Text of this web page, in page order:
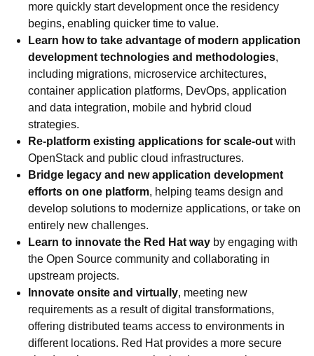
more quickly start development once the residency
begins, enabling quicker time to value.
Learn how to take advantage of modern application
development technologies and methodologies,
including migrations, microservice architectures,
container application platforms, DevOps, application
and data integration, mobile and hybrid cloud
strategies.
Re-platform existing applications for scale-out with
OpenStack and public cloud infrastructures.
Bridge legacy and new application development
efforts on one platform, helping teams design and
develop solutions to modernize applications, or take on
entirely new challenges.
Learn to innovate the Red Hat way by engaging with
the Open Source community and collaborating in
upstream projects.
Innovate onsite and virtually, meeting new
requirements as a result of digital transformations,
offering distributed teams access to environments in
different locations. Red Hat provides a more secure